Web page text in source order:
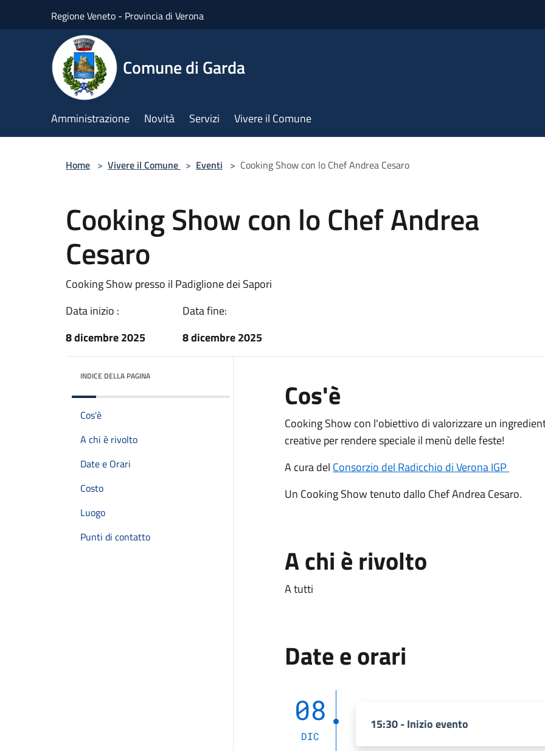
Regione Veneto - Provincia di Verona
Comune di Garda
Amministrazione Novità Servizi Vivere il Comune
Home > Vivere il Comune > Eventi > Cooking Show con lo Chef Andrea Cesaro
Cooking Show con lo Chef Andrea
Cesaro
Cooking Show presso il Padiglione dei Sapori
Data inizio :
8 dicembre 2025
Data fine:
8 dicembre 2025
INDICE DELLA PAGINA
Cos'è
A chi è rivolto
Date e Orari
Costo
Luogo
Punti di contatto
Cos'è
Cooking Show con l'obiettivo di valorizzare un
creative per rendere speciale il menù delle feste!
A cura del Consorzio del Radicchio di Verona IGP
Un Cooking Show tenuto dallo Chef Andrea Cesaro.
A chi è rivolto
A tutti
Date e orari
08
DIC
15:30 - Inizio evento